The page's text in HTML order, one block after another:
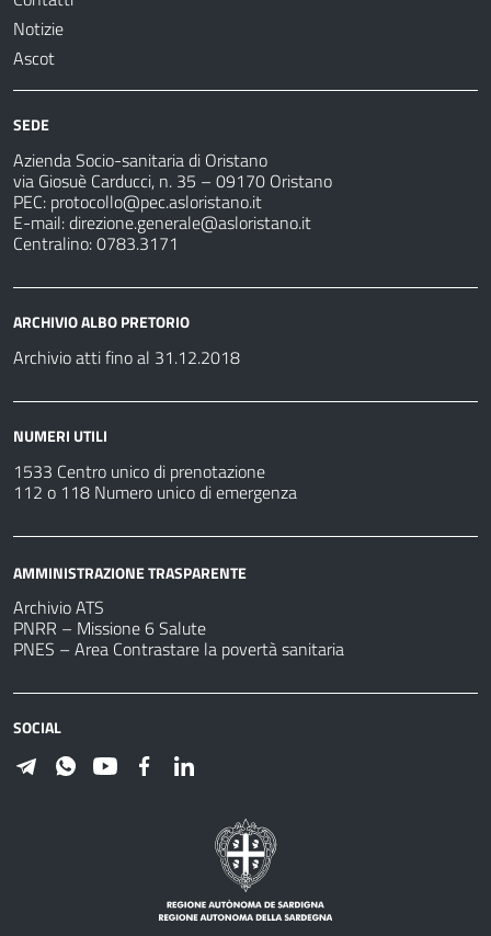
Notizie
Ascot
SEDE
Azienda Socio-sanitaria di Oristano
via Giosuè Carducci, n. 35 – 09170 Oristano
PEC: protocollo@pec.asloristano.it
E-mail:direzione.generale@asloristano.it
Centralino: 0783.3171
ARCHIVIO ALBO PRETORIO
Archivio atti fino al 31.12.2018
NUMERI UTILI
1533 Centro unico di prenotazione
112 o 118 Numero unico di emergenza
AMMINISTRAZIONE TRASPARENTE
Archivio ATS
PNRR – Missione 6 Salute
PNES – Area Contrastare la povertà sanitaria
SOCIAL